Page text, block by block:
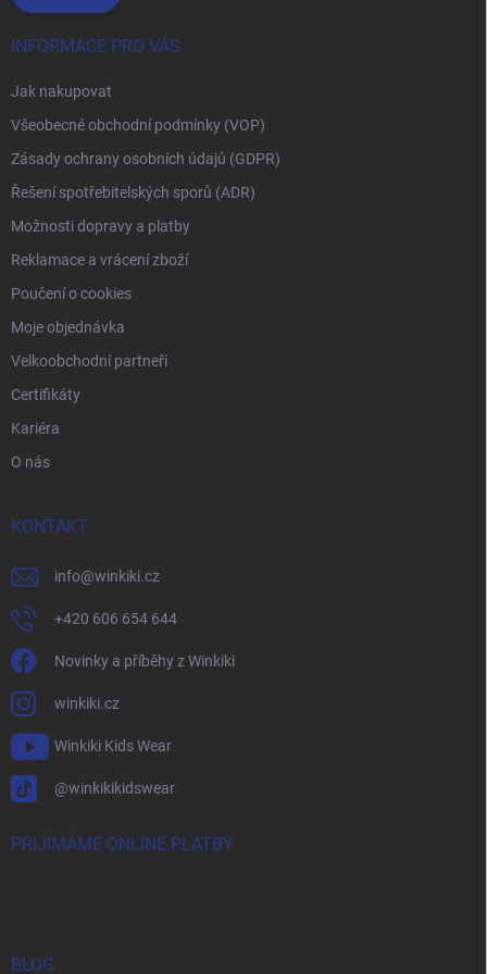
INFORMACE PRO VÁS
Jak nakupovat
Všeobecné obchodní podmínky (VOP)
Zásady ochrany osobních údajů (GDPR)
Řešení spotřebitelských sporů (ADR)
Možnosti dopravy a platby
Reklamace a vrácení zboží
Poučení o cookies
Moje objednávka
Velkoobchodní partneři
Certifikáty
Kariéra
O nás
KONTAKT
info@winkiki.cz
+420 606 654 644
Novinky a příběhy z Winkiki
winkiki.cz
Winkiki Kids Wear
@winkikikidswear
PŘIJÍMÁME ONLINE PLATBY
BLOG